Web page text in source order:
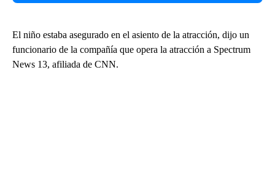
El niño estaba asegurado en el asiento de la atracción, dijo un
funcionario de la compañía que opera la atracción a Spectrum
News 13, afiliada de CNN.